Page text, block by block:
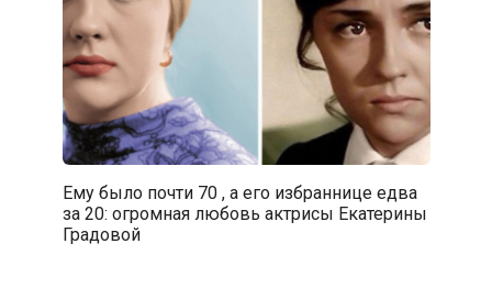
Ему было почти 70 , а его избраннице едва
за 20: огромная любовь актрисы Екатерины
Градовой